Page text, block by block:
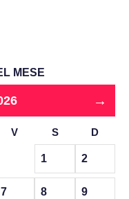
MESE
→
V S D
1 2
7 8 9